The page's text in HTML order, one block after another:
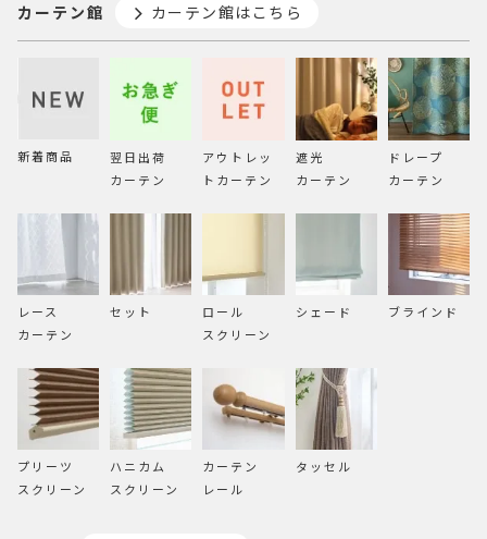
カーテン館 カーテン館はこちら
新着商品
翌日出荷
カーテン
アウトレッ
トカーテン
遮光
カーテン
ドレープ
カーテン
レース
カーテン
セット
ロール
スクリーン
シェード ブラインド
プリーツ
スクリーン
ハニカム
スクリーン
カーテン
レール
タッセル